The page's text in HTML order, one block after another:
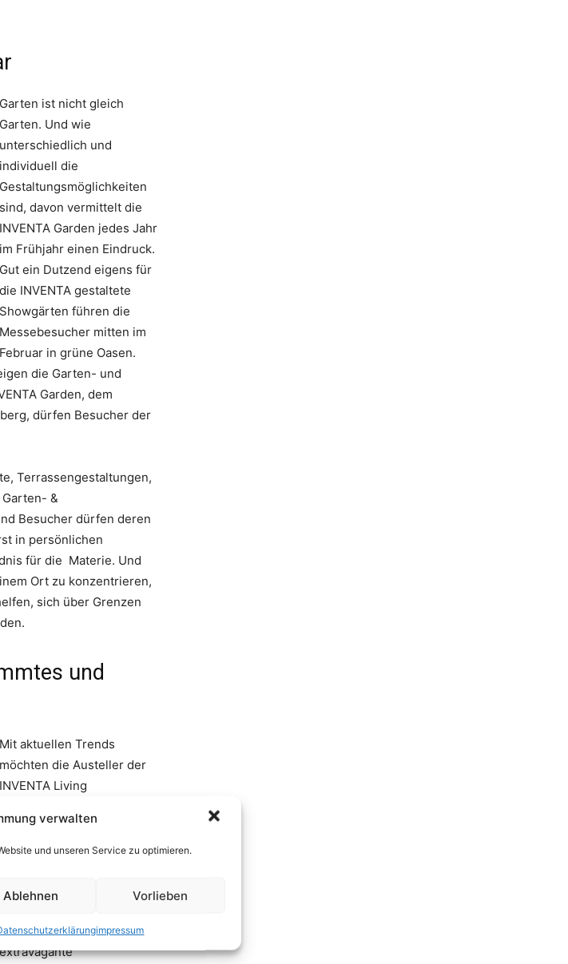
verwalten
und unseren Service zu optimieren.
Ablehnen Vorlieben
impressum
Garten ist nicht gleich
Garten. Und wie
unterschiedlich und
individuell die
Gestaltungsmöglichkeiten
sind, davon vermittelt die
INVENTA Garden jedes Jahr
im Frühjahr einen Eindruck.
Gut ein Dutzend eigens für
die INVENTA gestaltete
Showgärten führen die
Messebesucher mitten im
Februar in grüne Oasen.
die Garten- und
Garden, dem
dürfen Besucher der
Terrassengestaltungen,
&
Besucher dürfen deren
in persönlichen
für die Materie. Und
Ort zu konzentrieren,
sich über Grenzen
und
Mit aktuellen Trends
möchten die Austeller der
INVENTA Living
abgestimmtes und
stilsicheres Einrichten
Quadratmetern ist hier
Raum, um exklusive und
extravagante